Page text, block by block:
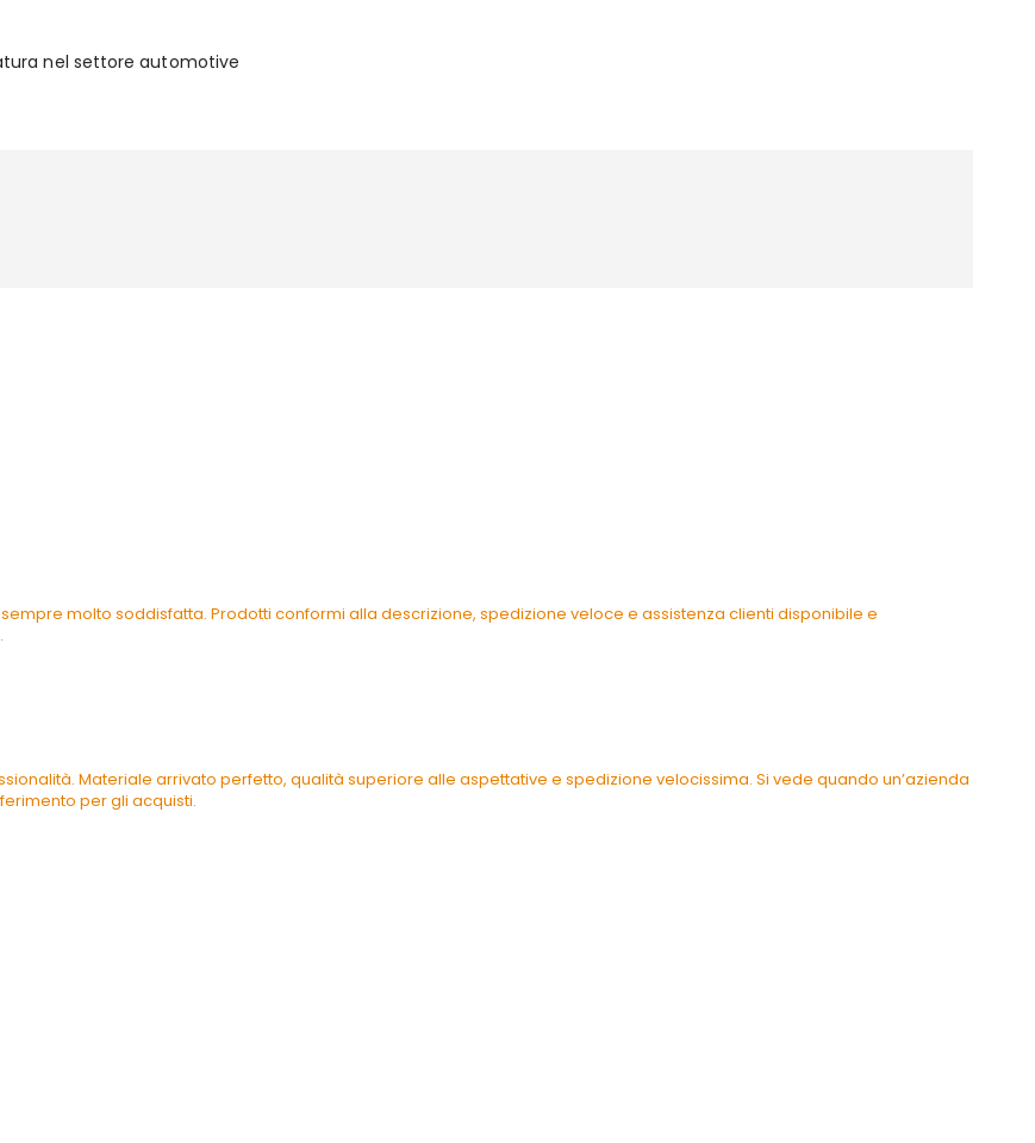
nel settore automotive
molto soddisfatta. Prodotti conformi alla descrizione, spedizione veloce e assistenza clienti disponibile e
Materiale arrivato perfetto, qualità superiore alle aspettative e spedizione velocissima. Si vede quando un’azienda
per gli acquisti.